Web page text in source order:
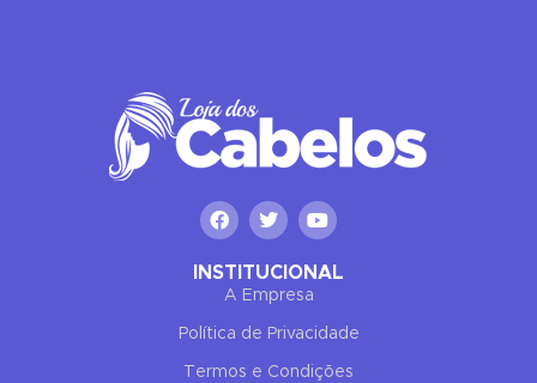
INSTITUCIONAL
A Empresa
Política de Privacidade
Termos e Condições